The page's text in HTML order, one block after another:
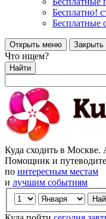
Бесплатно!
Бесплатные
Открыть меню
Что ищем?
Найти
Куда сходить в
Помощник и
по интересным местам
и лучшим событиям